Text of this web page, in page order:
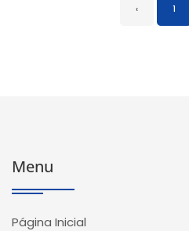
‹ 1
Menu
Página Inicial